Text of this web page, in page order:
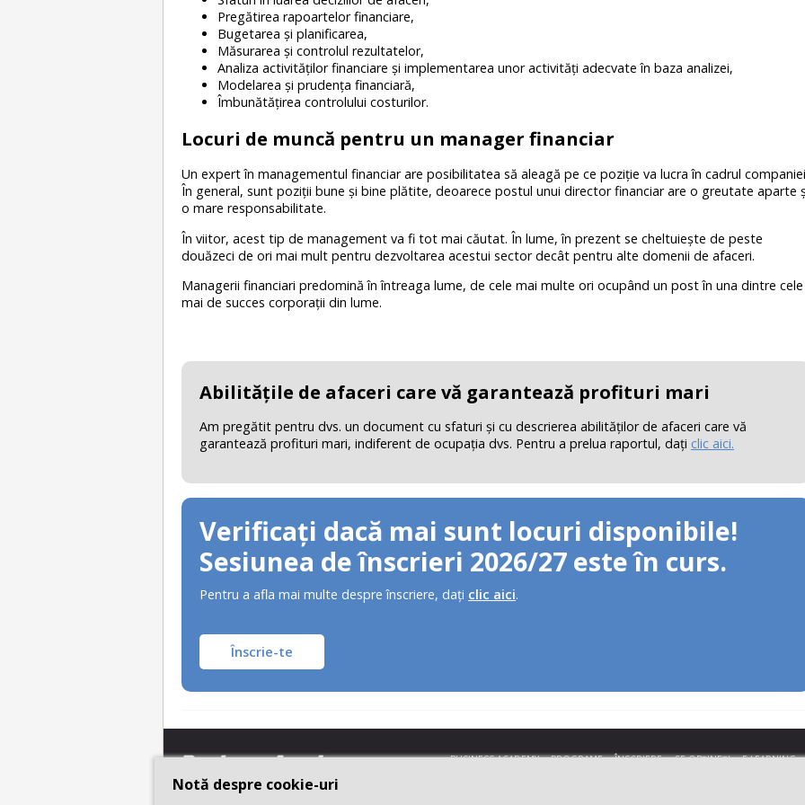
Notă despre cookie-uri
Pregătirea rapoartelor financiare,
Bugetarea şi planificarea,
Măsurarea şi controlul rezultatelor,
Analiza activităţilor financiare şi implementarea unor activităţi adecvate în baza analizei,
Modelarea şi prudența financiară,
Îmbunătăţirea controlului costurilor.
Locuri de muncă pentru un manager financiar
Un expert în managementul financiar are posibilitatea să aleagă pe ce poziţie va lucra în cadrul
În general, sunt poziţii bune şi bine plătite, deoarece postul unui director financiar are o greutate aparte
o mare responsabilitate.
În viitor, acest tip de management va fi tot mai căutat. În lume, în prezent se cheltuieşte de peste
douăzeci de ori mai mult pentru dezvoltarea acestui sector decât pentru alte domenii de afaceri.
Managerii financiari predomină în întreaga lume, de cele mai multe ori ocupând un post în una dintre cele
mai de succes corporaţii din lume.
Abilităţile de afaceri care vă garantează profituri mari
Am pregătit pentru dvs. un document cu sfaturi şi cu descrierea abilităţilor de afaceri care vă
garantează profituri mari, indiferent de ocupaţia dvs. Pentru a prelua raportul, daţi clic aici.
Verificați dacă mai sunt locuri disponibile!
Sesiunea de înscrieri 2026/27 este în curs.
Pentru a afla mai multe despre înscriere, daţi clic aici.
Înscrie-te
BUSINESS ACADEMY PROGRAME ÎNSCRIERE CE OBŢINEŢI E-LEARNING
Notă despre cookie-uri